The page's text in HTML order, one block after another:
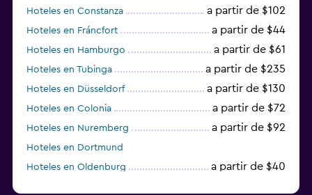
Hoteles en Constanza a partir de $102
Hoteles en Fráncfort a partir de $44
Hoteles en Hamburgo a partir de $61
Hoteles en Tubinga a partir de $235
Hoteles en Düsseldorf a partir de $130
Hoteles en Colonia a partir de $72
Hoteles en Nuremberg a partir de $92
Hoteles en Dortmund
Hoteles en Oldenburg
a partir de $40